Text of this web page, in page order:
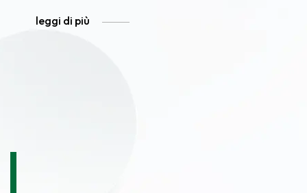
leggi di più